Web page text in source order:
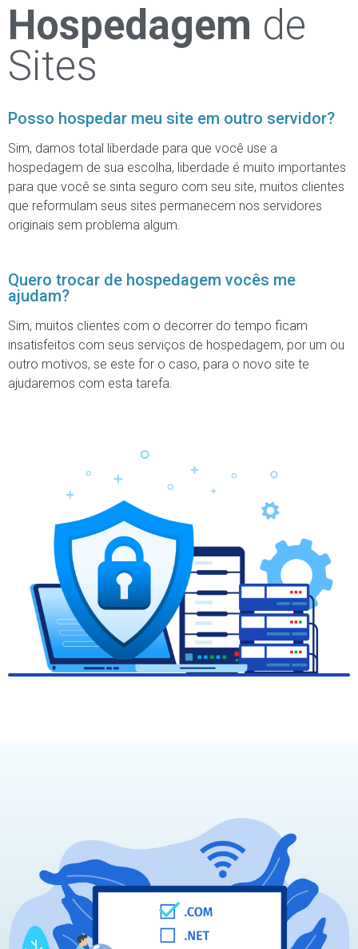
Hospedagem de
Sites
Posso hospedar meu site em outro servidor?
Sim, damos total liberdade para que você use a
hospedagem de sua escolha, liberdade é muito importantes
para que você se sinta seguro com seu site, muitos clientes
que reformulam seus sites permanecem nos servidores
originais sem problema algum.
Quero trocar de hospedagem vocês me
ajudam?
Sim, muitos clientes com o decorrer do tempo ficam
insatisfeitos com seus serviços de hospedagem, por um ou
outro motivos, se este for o caso, para o novo site te
ajudaremos com esta tarefa.